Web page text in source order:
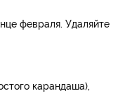
февраля. Удаляйте
карандаша),